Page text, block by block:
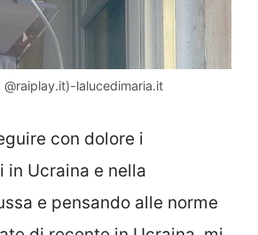
lalucedimaria.it
con dolore i
Ucraina e nella
e pensando alle norme